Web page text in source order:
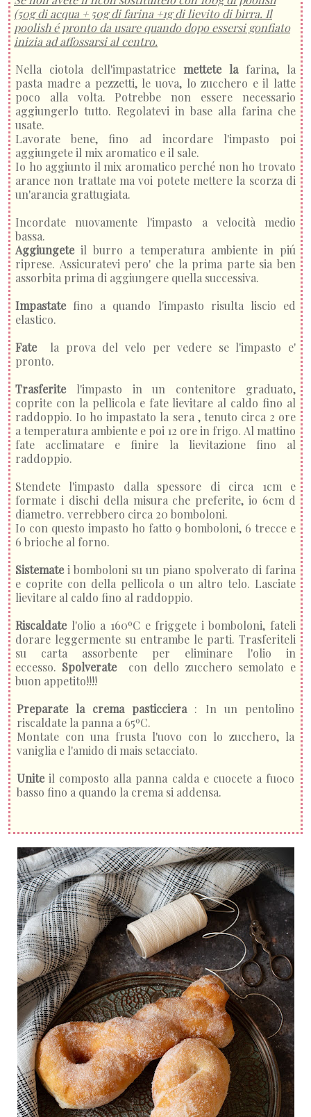
(50g di acqua + 50g di farina +1g di lievito di birra. Il
poolish é pronto da usare quando dopo essersi gonfiato
inizia ad affossarsi al centro.
Nella ciotola dell'impastatrice mettete la farina, la
pasta madre a pezzetti, le uova, lo zucchero e il latte
poco alla volta. Potrebbe non essere necessario
aggiungerlo tutto. Regolatevi in base alla farina che
usate.
Lavorate bene, fino ad incordare l'impasto poi
aggiungete il mix aromatico e il sale.
Io ho aggiunto il mix aromatico perché non ho trovato
arance non trattate ma voi potete mettere la scorza di
un'arancia grattugiata.
Incordate nuovamente l'impasto a velocità medio
bassa.
Aggiungeteil burro a temperatura ambiente in piú
riprese. Assicuratevi pero' che la prima parte sia ben
assorbita prima di aggiungere quella successiva.
Impastatefino a quando l'impasto risulta liscio ed
elastico.
Fatela prova del velo per vedere se l'impasto e'
pronto.
Trasferitel'impasto in un contenitore graduato,
coprite con la pellicola e fate lievitare al caldo fino al
raddoppio. Io ho impastato la sera , tenuto circa 2 ore
a temperatura ambiente e poi 12 ore in frigo. Al mattino
fate acclimatare e finire la lievitazione fino al
raddoppio.
Stendete l'impasto dalla spessore di circa 1cm e
formate i dischi della misura che preferite, io 6cm d
diametro. verrebbero circa 20 bomboloni.
Io con questo impasto ho fatto 9 bomboloni, 6 trecce e
6 brioche al forno.
Sistemate i bomboloni su un piano spolverato di farina
e coprite con della pellicola o un altro telo. Lasciate
lievitare al caldo fino al raddoppio.
Riscaldatel'olio a 160ºC e friggete i bomboloni, fateli
dorare leggermente su entrambe le parti. Trasferiteli
su carta assorbente per eliminare l'olio in
eccesso. Spolveratecon dello zucchero semolato e
buon appetito!!!!
Preparate la crema pasticciera: In un pentolino
riscaldate la panna a 65ºC.
Montate con una frusta l'uovo con lo zucchero, la
vaniglia e l'amido di mais setacciato.
Uniteil composto alla panna calda e cuocete a fuoco
basso fino a quando la crema si addensa.